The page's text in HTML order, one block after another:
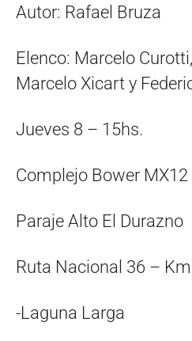
Autor: Rafael Bruza
Elenco: Marcelo
Marcelo Xicart y
Jueves 8 – 15hs.
Complejo Bower MX12
Paraje Alto El Durazno
Ruta Nacional 36 –
-Laguna Larga